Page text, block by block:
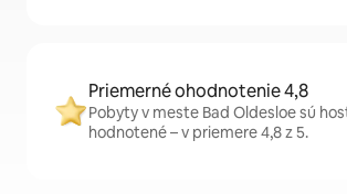
Priemerné ohodnotenie 4,8
Pobyty v meste Bad Oldesloe sú
hodnotené – v priemere 4,8 z 5.